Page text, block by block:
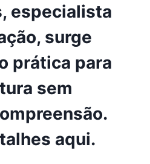
especialista
surge
prática para
sem
aqui.